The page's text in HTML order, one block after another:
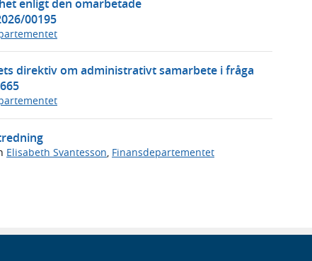
enligt den omarbetade
00195
direktiv om administrativt samarbete i fråga
Elisabeth Svantesson, Finansdepartementet